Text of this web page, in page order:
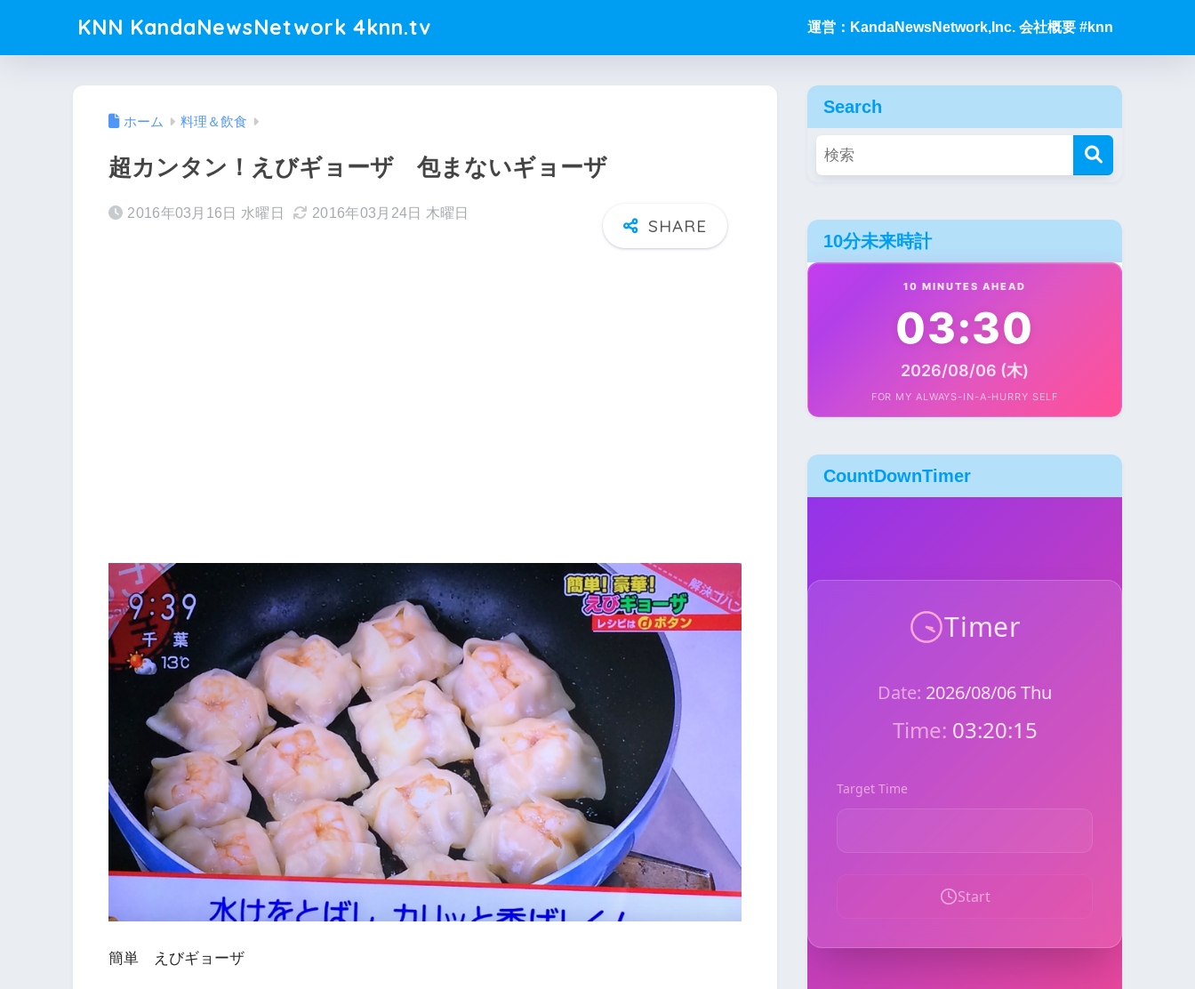
KNN KandaNewsNetwork 4knn.tv 運営：KandaNewsNetwork,Inc. 会社概要 #knn
ホーム 料理＆飲食
超カンタン！えびギョーザ 包まないギョーザ
2016年03月16日 水曜日 2016年03月24日 木曜日
簡単 えびギョーザ
Search
10分未来時計
10 MINUTES AHEAD
03:30
2026/08/06 (木)
FOR MY ALWAYS-IN-A-HURRY SELF
CountDownTimer